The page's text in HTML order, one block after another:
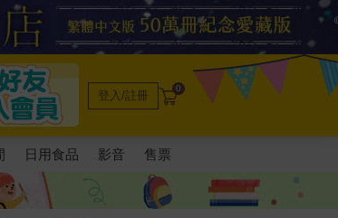
登入/註冊 0
日用食品 影音 售票